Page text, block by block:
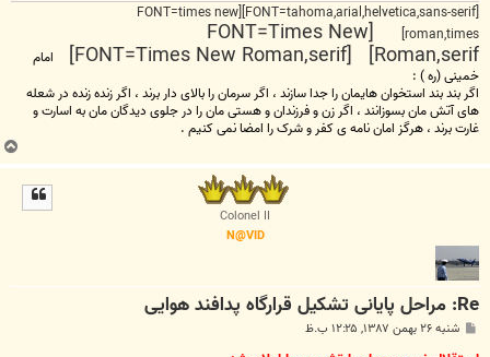
[FONT=tahoma,arial,helvetica,sans-serif][FONT=times new
roman,times]
[FONT=Times New
Roman,serif] [FONT=Times New Roman,serif]
امام
خمینی (ره ) :
اگر بند بند استخوان هایمان را جدا سازند ، اگر سرمان را بالای دار برند ، اگر زنده زنده در شعله
های آتش مان بسوزانند ، اگر زن و فرزندان و هستی مان را در جلوی دیدگان مان به اسارت و
غارت برند ، هرگز امان نامه ی کفر و شرک را امضا نمی کنیم .
ب
ا
Colonel II
N@VID
Re: مراحل پایانی تشکیل قرارگاه پدافند هوایی
پ شنبه ۲۶ بهمن ۱۳۸۷, ۱۲:۲۵ ب.ظ